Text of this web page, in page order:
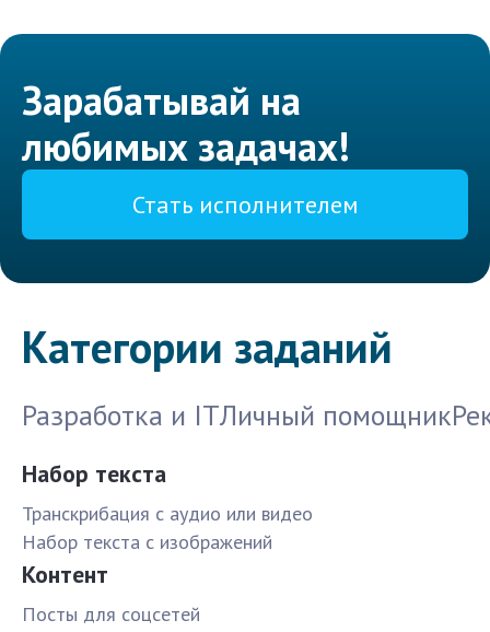
Зарабатывай на
любимых задачах!
Стать исполнителем
Категории заданий
Разработка и ITЛичный помощник
Набор текста
Транскрибация с аудио или видео
Набор текста с изображений
Контент
Посты для соцсетей